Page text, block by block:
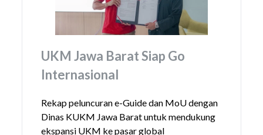
UKM Jawa Barat Siap Go
Internasional
Rekap peluncuran e-Guide dan MoU dengan
Dinas KUKM Jawa Barat untuk mendukung
ekspansi UKM ke pasar global